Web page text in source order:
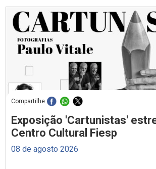
Compartilhe
Exposição 'Cartunistas'
Centro Cultural Fiesp
08 de agosto 2026